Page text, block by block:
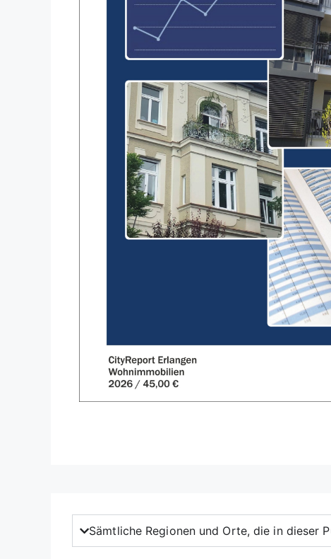
Sämtliche Regionen und Orte, die in dieser